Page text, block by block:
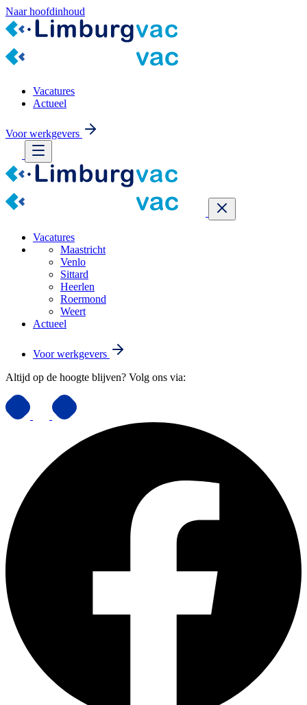
Naar hoofdinhoud
Vacatures
Actueel
Voor werkgevers
Vacatures
Maastricht
Venlo
Sittard
Heerlen
Roermond
Weert
Actueel
Voor werkgevers
Altijd op de hoogte blijven? Volg ons via: